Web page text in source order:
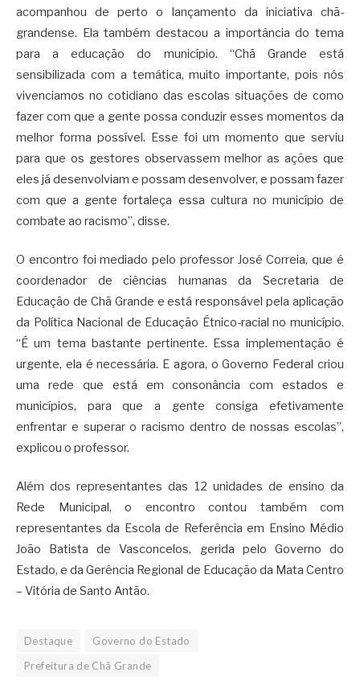
acompanhou de perto o lançamento da iniciativa chã-
grandense. Ela também destacou a importância do tema
para a educação do município. “Chã Grande está
sensibilizada com a temática, muito importante, pois nós
vivenciamos no cotidiano das escolas situações de como
fazer com que a gente possa conduzir esses momentos da
melhor forma possível. Esse foi um momento que serviu
para que os gestores observassem melhor as ações que
eles já desenvolviam e possam desenvolver, e possam fazer
com que a gente fortaleça essa cultura no município de
combate ao racismo”, disse.
O encontro foi mediado pelo professor José Correia, que é
coordenador de ciências humanas da Secretaria de
Educação de Chã Grande e está responsável pela aplicação
da Política Nacional de Educação Étnico-racial no município.
“É um tema bastante pertinente. Essa implementação é
urgente, ela é necessária. E agora, o Governo Federal criou
uma rede que está em consonância com estados e
municípios, para que a gente consiga efetivamente
enfrentar e superar o racismo dentro de nossas escolas”,
explicou o professor.
Além dos representantes das 12 unidades de ensino da
Rede Municipal, o encontro contou também com
representantes da Escola de Referência em Ensino Médio
João Batista de Vasconcelos, gerida pelo Governo do
Estado, e da Gerência Regional de Educação da Mata Centro
– Vitória de Santo Antão.
Destaque
Governo do Estado
Prefeitura de Chã Grande